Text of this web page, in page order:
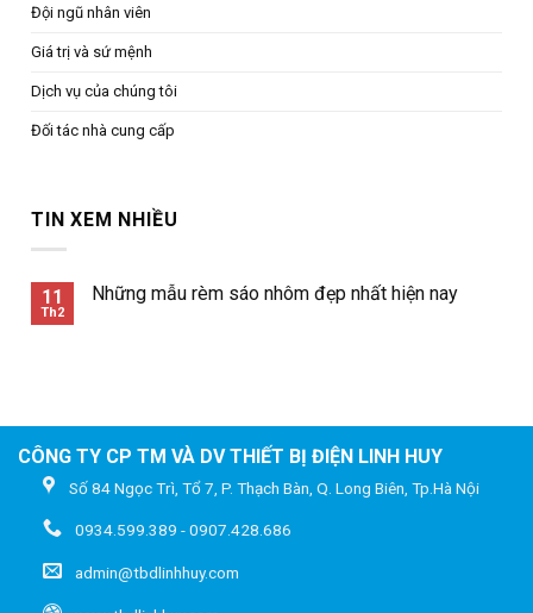
Đội ngũ nhân viên
Giá trị và sứ mệnh
Dịch vụ của chúng tôi
Đối tác nhà cung cấp
TIN XEM NHIỀU
11
Th2
Những mẫu rèm sáo nhôm đẹp nhất hiện nay
CÔNG TY CP TM VÀ DV THIẾT BỊ ĐIỆN LINH HUY
Số 84 Ngọc Trì, Tổ 7, P. Thạch Bàn, Q. Long Biên, Tp.Hà Nội
0934.599.389 - 0907.428.686
admin@tbdlinhhuy.com